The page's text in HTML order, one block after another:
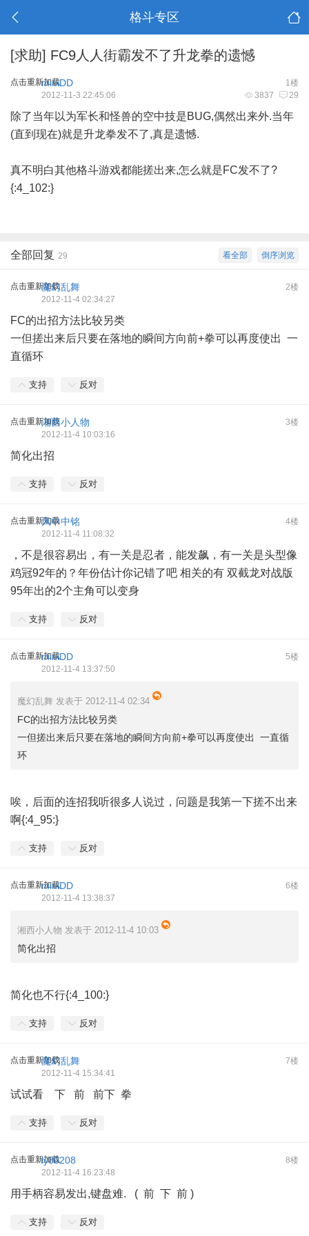
格斗专区
[求助] FC9人人街霸发不了升龙拳的遗憾
点击重新加载 1楼
miniDD
3837 29
2012-11-3 22:45:06
除了当年以为军长和怪兽的空中技是BUG,偶然出来外.当年
(直到现在)就是升龙拳发不了,真是遗憾.
真不明白其他格斗游戏都能搓出来,怎么就是FC发不了?
{:4_102:}
倒序浏览
看全部
全部回复 29
点击重新加载 2楼
魔幻乱舞
2012-11-4 02:34:27
FC的出招方法比较另类
一但搓出来后只要在落地的瞬间方向前+拳可以再度使出 一
直循环
支持 反对
点击重新加载 3楼
湘西小人物
2012-11-4 10:03:16
简化出招
支持 反对
点击重新加载 4楼
风中中铭
2012-11-4 11:08:32
，不是很容易出，有一关是忍者，能发飙，有一关是头型像
鸡冠92年的？年份估计你记错了吧 相关的有 双截龙对战版
95年出的2个主角可以变身
支持 反对
点击重新加载 5楼
miniDD
2012-11-4 13:37:50
魔幻乱舞 发表于 2012-11-4 02:34
FC的出招方法比较另类
一但搓出来后只要在落地的瞬间方向前+拳可以再度使出 一直循
环
唉，后面的连招我听很多人说过，问题是我第一下搓不出来
啊{:4_95:}
支持 反对
点击重新加载 6楼
miniDD
2012-11-4 13:38:37
湘西小人物 发表于 2012-11-4 10:03
简化出招
简化也不行{:4_100:}
支持 反对
点击重新加载 7楼
魔幻乱舞
2012-11-4 15:34:41
试试看 下 前 前下 拳
支持 反对
点击重新加载 8楼
ly80208
2012-11-4 16:23:48
用手柄容易发出,键盘难. ( 前 下 前 )
支持 反对